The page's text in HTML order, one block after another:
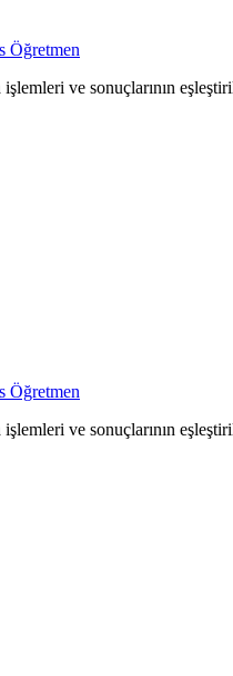
Öğretmen
ve sonuçlarının
Öğretmen
ve sonuçlarının